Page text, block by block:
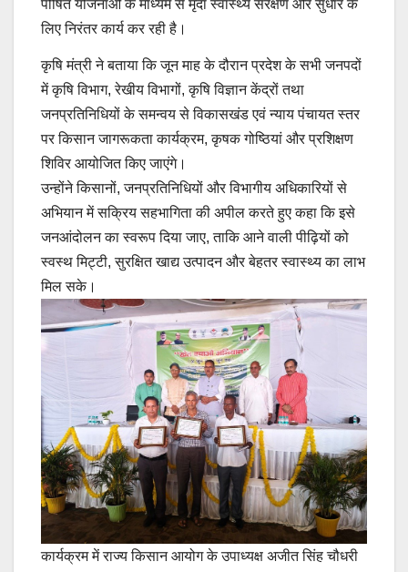
पोषित योजनाओं के माध्यम से मृदा स्वास्थ्य संरक्षण और सुधार के
लिए निरंतर कार्य कर रही है।
कृषि मंत्री ने बताया कि जून माह के दौरान प्रदेश के सभी जनपदों
में कृषि विभाग, रेखीय विभागों, कृषि विज्ञान केंद्रों तथा
जनप्रतिनिधियों के समन्वय से विकासखंड एवं न्याय पंचायत स्तर
पर किसान जागरूकता कार्यक्रम, कृषक गोष्ठियां और प्रशिक्षण
शिविर आयोजित किए जाएंगे।
उन्होंने किसानों, जनप्रतिनिधियों और विभागीय अधिकारियों से
अभियान में सक्रिय सहभागिता की अपील करते हुए कहा कि इसे
जनआंदोलन का स्वरूप दिया जाए, ताकि आने वाली पीढ़ियों को
स्वस्थ मिट्टी, सुरक्षित खाद्य उत्पादन और बेहतर स्वास्थ्य का लाभ
मिल सके।
कार्यक्रम में राज्य किसान आयोग के उपाध्यक्ष अजीत सिंह चौधरी